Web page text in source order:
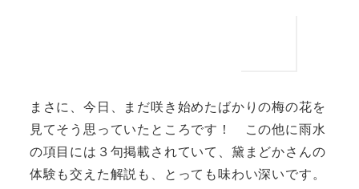
まさに、今日、まだ咲き始めたばかりの梅の花を
見てそう思っていたところです！ この他に雨水
の項目には３句掲載されていて、黛まどかさんの
体験も交えた解説も、とっても味わい深いです。